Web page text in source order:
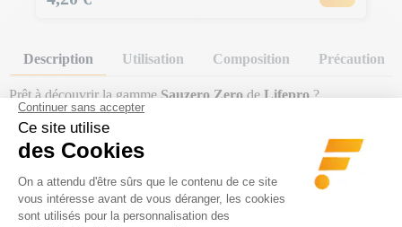
Description Utilisation Composition Précaution
Prêt à découvrir la gammeSauzero ZerodeLifepro?
Plonge-toi dans une sélection de
AmericanBurger, Italian Chimichurriet
English Bacon.
Chaque sauce est soigneusement élaborée avec des
ingrédients
frais de haute qualité
et, le meilleur de tout, elles sont toutes à